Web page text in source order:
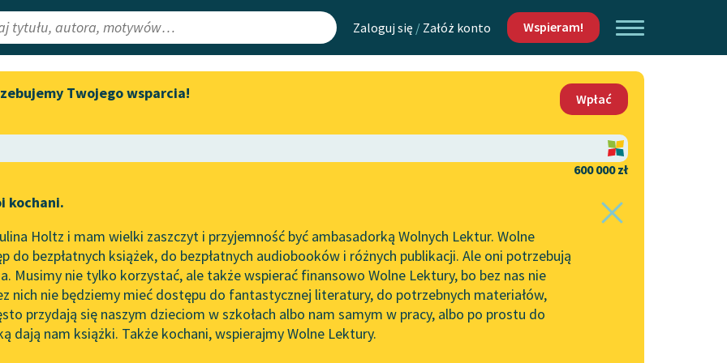
Zaloguj się / Załóż konto Wspieram!
Lektury
redakcyjne
Aktualności
Zapraszamy na spotkanie
literatury skandynawskiej
Wolne Lektury na 32.
Pol’and’Rock Festivalu
„Kochanek Lady Chatterley”
do słuchania na Wolnych
Lekturach
Nowy audiobook – „Marzenie
Mapa Wolnych Lektur
Leśmianator
API
OAI-PMH
Widget Wolnych Lektur
Kontakt
O projekcie
Zasady wykorzystania
Wolnych Lektur
Logotypy
Materiały promocyjne
Twojego wsparcia!
Wpłać
600 000 zł
kochani.
Holtz i mam wielki zaszczyt i przyjemność być ambasadorką Wolnych Lektur. Wolne
do bezpłatnych książek, do bezpłatnych audiobooków i różnych publikacji. Ale oni potrzebują
Musimy nie tylko korzystać, ale także wspierać finansowo Wolne Lektury, bo bez nas nie
nich nie będziemy mieć dostępu do fantastycznej literatury, do potrzebnych materiałów,
przydają się naszym dzieciom w szkołach albo nam samym w pracy, albo po prostu do
dają nam książki. Także kochani, wspierajmy Wolne Lektury.
Schiller
Handschuh